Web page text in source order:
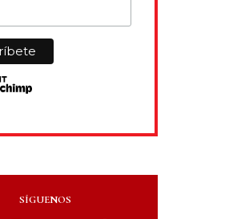
SÍGUENOS